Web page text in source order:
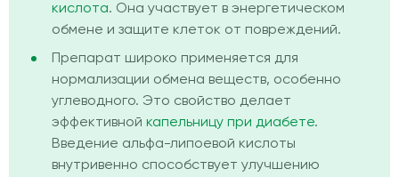
кислота. Она участвует в энергетическом
обмене и защите клеток от повреждений.
Препарат широко применяется для
нормализации обмена веществ, особенно
углеводного. Это свойство делает
эффективной капельницу при диабете.
Введение альфа-липоевой кислоты
внутривенно способствует улучшению